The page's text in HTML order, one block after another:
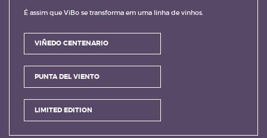
É assim que ViBo se transforma em uma linha de vinhos.
VIÑEDO CENTENARIO
PUNTA DEL VIENTO
LIMITED EDITION